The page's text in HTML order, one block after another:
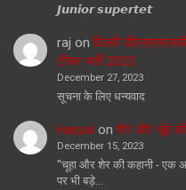
𝙅𝙪𝙣𝙞𝙤𝙧 𝙨𝙪𝙥𝙚𝙧𝙩𝙚𝙩
raj on दिल्ली
टीचर भर्ती 2023
December 27, 2023
सूचना के लिए धन्यवाद
Harpal on शेर और चूहे
December 15, 2023
"चूहा और शेर की कहानी - एक
पर भी बड़े…